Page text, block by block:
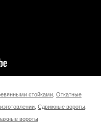
стойками Откатные
Сдвижные вороты
вороты